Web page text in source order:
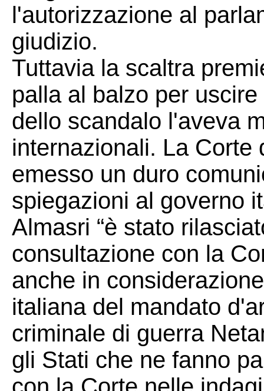
l'autorizzazione al
giudizio.
Tuttavia la scaltra
palla al balzo per
dello scandalo l'aveva
internazionali. La Corte
emesso un duro
spiegazioni al governo
Almasri “è stato
consultazione con la
anche in
italiana del mandato
criminale di guerra
gli Stati che ne fanno